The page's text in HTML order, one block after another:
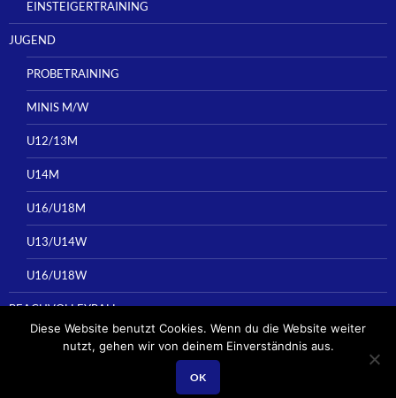
EINSTEIGERTRAINING
JUGEND
PROBETRAINING
MINIS M/W
U12/13M
U14M
U16/U18M
U13/U14W
U16/U18W
BEACHVOLLEYBALL
Diese Website benutzt Cookies. Wenn du die Website weiter
nutzt, gehen wir von deinem Einverständnis aus.
OK